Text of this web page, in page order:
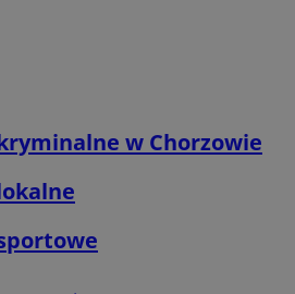
w Chorzowie